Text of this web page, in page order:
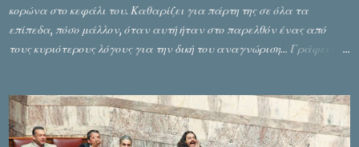
κορώνα στο κεφάλι του. Καθαρίζει για πάρτη της σε όλα τα
επίπεδα, πόσο μάλλον, όταν αυτή ήταν στο παρελθόν ένας από
τους κυριότερους λόγους για την δική του αναγνώριση... Γράφει ο